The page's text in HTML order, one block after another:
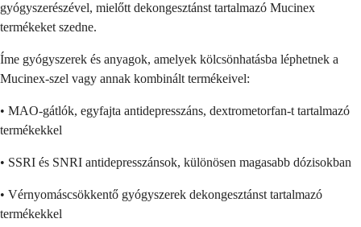
gyógyszerészével, mielőtt dekongesztánst tartalmazó Mucinex
termékeket szedne.
Íme gyógyszerek és anyagok, amelyek kölcsönhatásba léphetnek a
Mucinex-szel vagy annak kombinált termékeivel:
• MAO-gátlók, egyfajta antidepresszáns, dextrometorfan-t tartalmazó
termékekkel
• SSRI és SNRI antidepresszánsok, különösen magasabb dózisokban
• Vérnyomáscsökkentő gyógyszerek dekongesztánst tartalmazó
termékekkel